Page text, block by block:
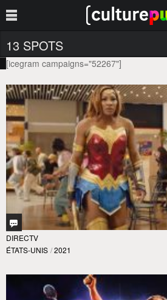
13 SPOTS
[icegram campaigns="52267"]
DIRECTV
ÉTATS-UNIS / 2021